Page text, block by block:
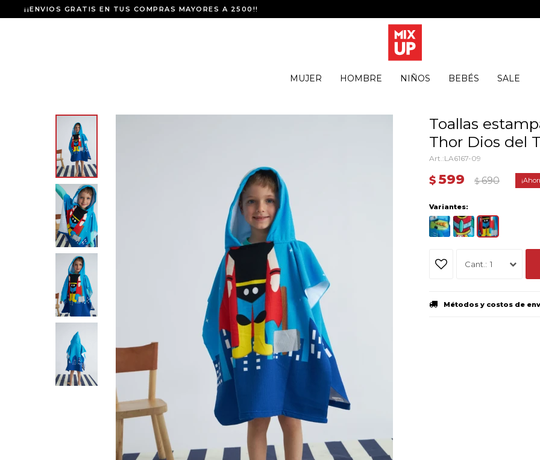
MUJER HOMBRE NIÑOS BEBÉS SALE
¡¡ENVIOS GRATIS EN TUS COMPRAS MAYORES A 2500!!
Toallas
Thor Dios del
LA6167-09
$ 599 $ 690
Variantes:
1
Métodos y costos de